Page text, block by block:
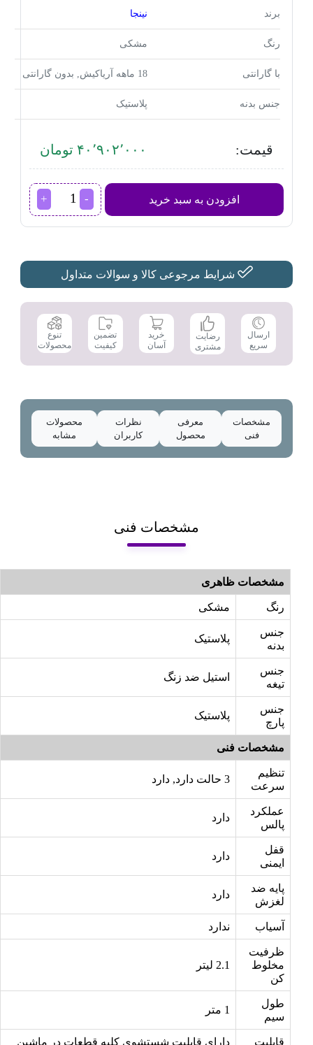
برند نینجا
رنگ مشکی
با گارانتی
جنس بدنه پلاستیک
قیمت: ۴۰٬۹۰۲٬۰۰۰ تومان
افزودن به سبد خرید
مخلوط
کن
عدد
شرایط مرجوعی کالا و سوالات متداول
ارسال
سریع
رضایت
مشتری
خرید
آسان
تضمین
کیفیت
تنوع
محصولات
مشخصات
فنی
معرفی
محصول
نظرات
کاربران
محصولات
مشابه
مشخصات فنی
مشخصات ظاهری
رنگ مشکی
جنس
بدنه
پلاستیک
جنس
تیغه
استیل ضد زنگ
جنس
پارچ
پلاستیک
مشخصات فنی
تنظیم
سرعت
عملکرد
پالس
دارد
قفل
ایمنی
دارد
پایه ضد
لغزش
دارد
آسیاب ندارد
ظرفیت
مخلوط
کن
طول
سیم
قابلیت دارای قابلیت شستشوی کلیه قطعات در ماشین